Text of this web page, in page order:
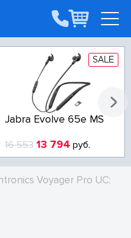
SALE
Jabra Evolve 65e MS
16 553 13 794 руб.
Voyager Pro UC: